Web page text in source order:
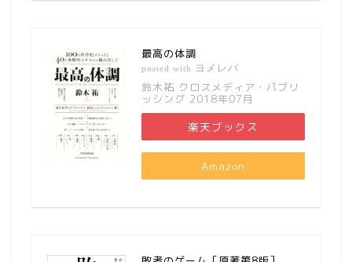
最高の体調
posted with ヨメレバ
鈴木祐 クロスメディア・パブリ
ッシング 2018年07月
楽天ブックス
Amazon